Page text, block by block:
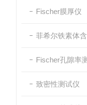
Fischer膜厚仪
菲希尔铁素体
Fischer孔隙率
致密性测试仪